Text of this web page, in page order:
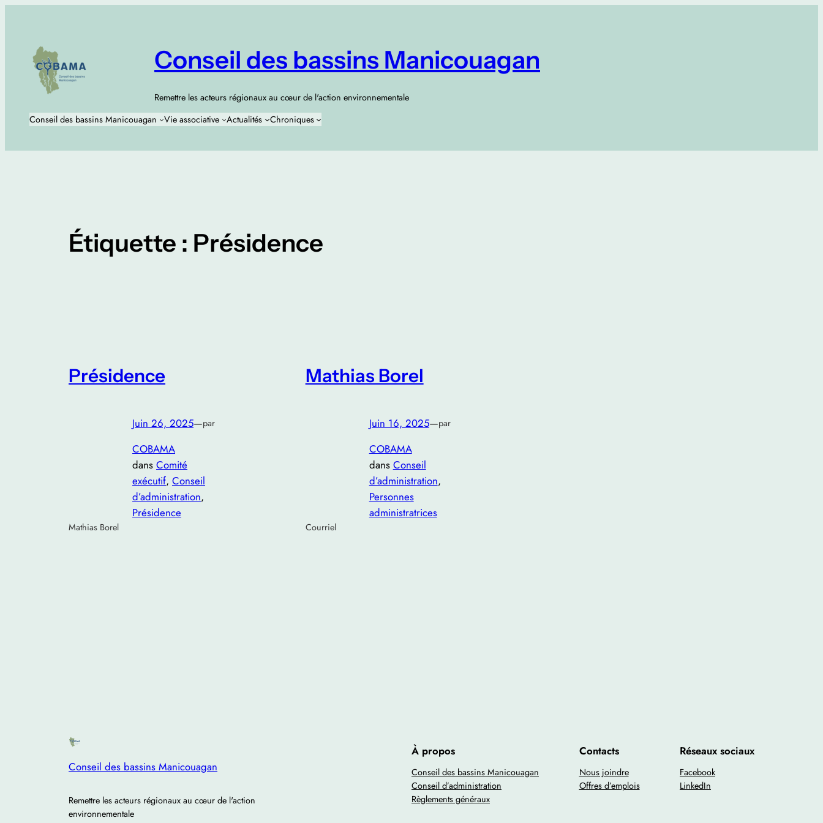
contenu
Conseil des bassins Manicouagan
Remettre les acteurs régionaux au cœur de l'action environnementale
Conseil des bassins Manicouagan
Vie associative Actualités Chroniques
Étiquette : Présidence
Présidence
Juin 26, 2025—par
COBAMA
dans Comité
exécutif, Conseil
d’administration
Présidence
Mathias Borel
Mathias Borel
Juin 16, 2025—par
COBAMA
dans Conseil
d’administration
Personnes
administratrices
Courriel
Conseil des bassins Manicouagan
Remettre les acteurs régionaux au cœur de l'action
environnementale
À propos
Conseil des bassins Manicouagan
Conseil d’administration
Règlements généraux
Contacts
Nous joindre
Offres d’emplois
Réseaux sociaux
Facebook
LinkedIn